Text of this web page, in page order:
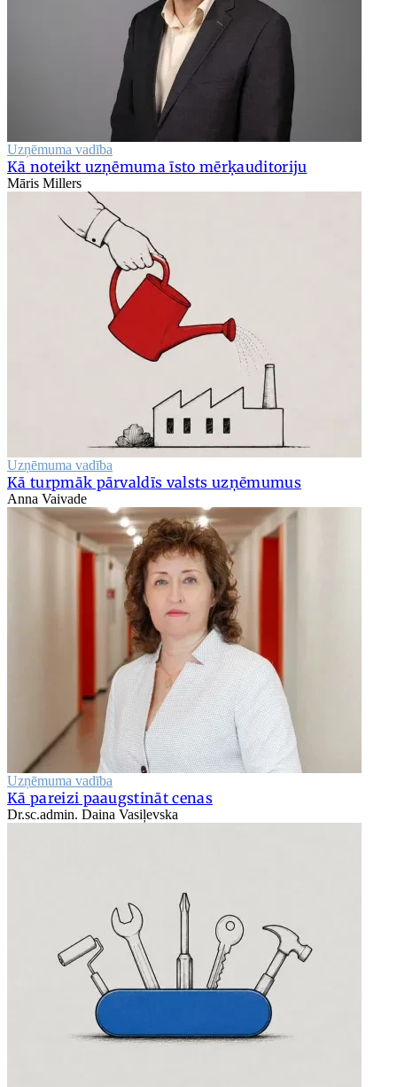
Uzņēmuma vadība
Kā noteikt uzņēmuma īsto mērķauditoriju
Māris Millers
Uzņēmuma vadība
Kā turpmāk pārvaldīs valsts uzņēmumus
Anna Vaivade
Uzņēmuma vadība
Kā pareizi paaugstināt cenas
Dr.sc.admin. Daina Vasiļevska